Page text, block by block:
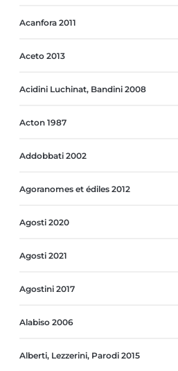
Acanfora 2011
Aceto 2013
Acidini Luchinat, Bandini 2008
Acton 1987
Addobbati 2002
Agoranomes et édiles 2012
Agosti 2020
Agosti 2021
Agostini 2017
Alabiso 2006
Alberti, Lezzerini, Parodi 2015